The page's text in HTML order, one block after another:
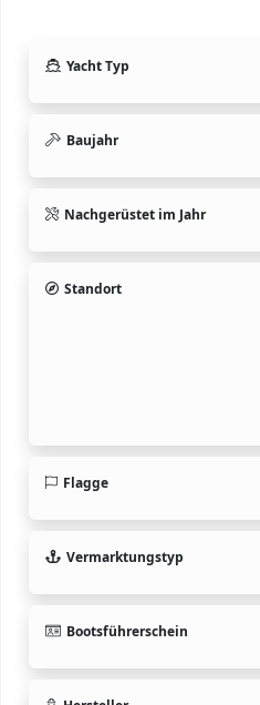
Yacht Typ
Baujahr
Nachgerüstet im Jahr
Standort
Flagge
Vermarktungstyp
Bootsführerschein